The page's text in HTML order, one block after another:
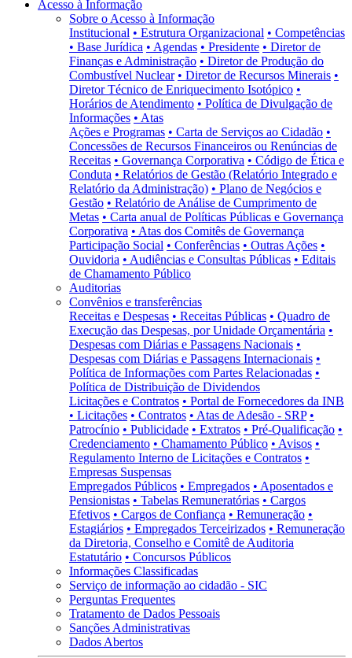
Acesso à Informação
Sobre o Acesso à Informação
Institucional • Estrutura Organizacional • Competências
• Base Jurídica • Agendas • Presidente • Diretor de
Finanças e Administração • Diretor de Produção do
Combustível Nuclear • Diretor de Recursos Minerais •
Diretor Técnico de Enriquecimento Isotópico •
Horários de Atendimento • Política de Divulgação de
Informações • Atas
Ações e Programas • Carta de Serviços ao Cidadão •
Concessões de Recursos Financeiros ou Renúncias de
Receitas • Governança Corporativa • Código de Ética e
Conduta • Relatórios de Gestão (Relatório Integrado e
Relatório da Administração) • Plano de Negócios e
Gestão • Relatório de Análise de Cumprimento de
Metas • Carta anual de Políticas Públicas e Governança
Corporativa • Atas dos Comitês de Governança
Participação Social • Conferências • Outras Ações •
Ouvidoria • Audiências e Consultas Públicas • Editais
de Chamamento Público
Auditorias
Convênios e transferências
Receitas e Despesas • Receitas Públicas • Quadro de
Execução das Despesas, por Unidade Orçamentária •
Despesas com Diárias e Passagens Nacionais •
Despesas com Diárias e Passagens Internacionais •
Política de Informações com Partes Relacionadas •
Política de Distribuição de Dividendos
Licitações e Contratos • Portal de Fornecedores da INB
• Licitações • Contratos • Atas de Adesão - SRP •
Patrocínio • Publicidade • Extratos • Pré-Qualificação •
Credenciamento • Chamamento Público • Avisos •
Regulamento Interno de Licitações e Contratos •
Empresas Suspensas
Empregados Públicos • Empregados • Aposentados e
Pensionistas • Tabelas Remuneratórias • Cargos
Efetivos • Cargos de Confiança • Remuneração •
Estagiários • Empregados Terceirizados • Remuneração
da Diretoria, Conselho e Comitê de Auditoria
Estatutário • Concursos Públicos
Informações Classificadas
Serviço de informação ao cidadão - SIC
Perguntas Frequentes
Tratamento de Dados Pessoais
Sanções Administrativas
Dados Abertos